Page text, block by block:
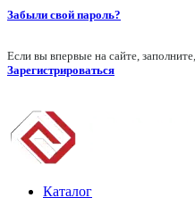
Забыли свой пароль?
Если вы впервые на сайте,
Зарегистрироваться
Каталог